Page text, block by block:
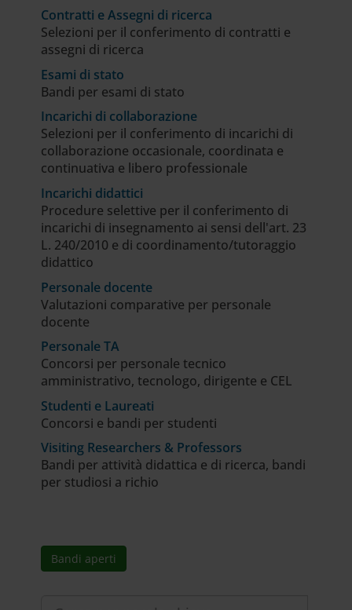
Contratti e Assegni di ricerca
Selezioni per il conferimento di contratti e
assegni di ricerca
Esami di stato
Bandi per esami di stato
Incarichi di collaborazione
Selezioni per il conferimento di incarichi di
collaborazione occasionale, coordinata e
continuativa e libero professionale
Incarichi didattici
Procedure selettive per il conferimento di
incarichi di insegnamento ai sensi dell'art. 23
L. 240/2010 e di coordinamento/tutoraggio
didattico
Personale docente
Valutazioni comparative per personale
docente
Personale TA
Concorsi per personale tecnico
amministrativo, tecnologo, dirigente e CEL
Studenti e Laureati
Concorsi e bandi per studenti
Visiting Researchers & Professors
Bandi per attività didattica e di ricerca, bandi
per studiosi a richio
Bandi aperti